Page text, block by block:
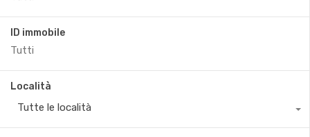
ID immobile
Località
Tutte le località